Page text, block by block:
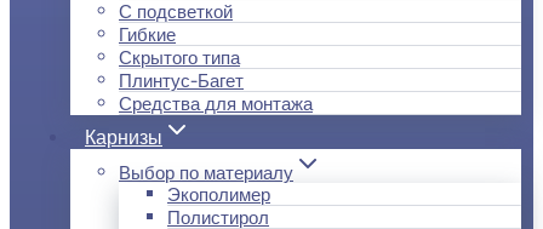
С подсветкой
Гибкие
Скрытого типа
Плинтус-Багет
Средства для монтажа
Карнизы
Выбор по материалу
Экополимер
Полистирол